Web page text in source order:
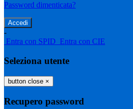
Password dimenticata?
-
Entra con SPID Entra con CIE
Seleziona utente
button close ×
Recupero password